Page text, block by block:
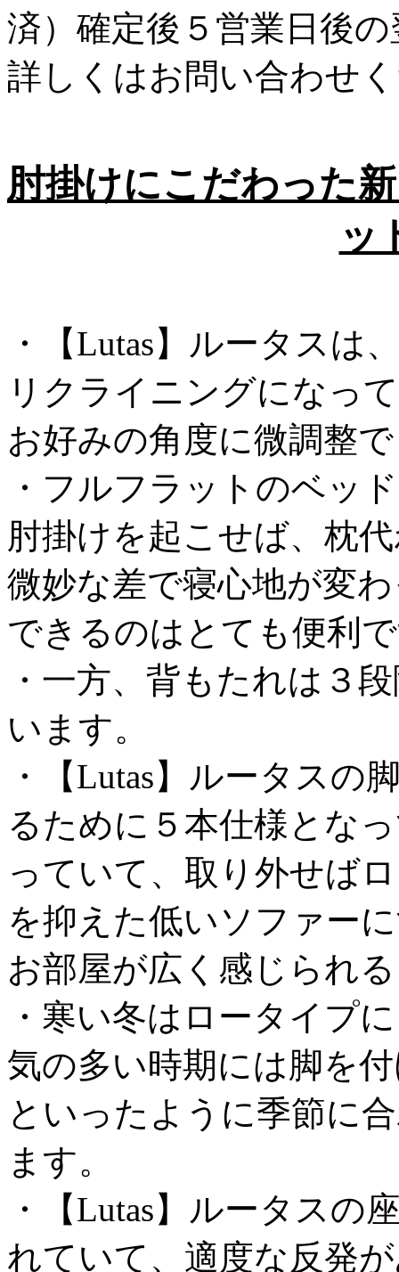
済）確定後５営業日後
詳しくはお問い合わせ
肘掛けにこだわった
ッ
・【Lutas】ルータスは
リクライニングになっ
お好みの角度に微調整
・フルフラットのベッ
肘掛けを起こせば、枕
微妙な差で寝心地が変
できるのはとても便利
・一方、背もたれは３
います。
・【Lutas】ルータスの
るために５本仕様とな
っていて、取り外せば
を抑えた低いソファー
お部屋が広く感じられ
・寒い冬はロータイプ
気の多い時期には脚を
といったように季節に
ます。
・【Lutas】ルータスの
れていて、適度な反発